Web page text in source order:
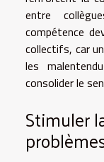
entre
compétence
collectifs, car
les
consolider le
Stimuler